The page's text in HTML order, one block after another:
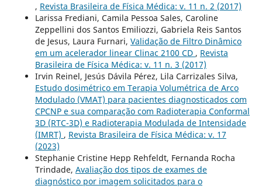
, Revista Brasileira de Física Médica: v. 11 n. 2 (2017)
Larissa Frediani, Camila Pessoa Sales, Caroline
Zeppellini dos Santos Emiliozzi, Gabriela Reis Santos
de Jesus, Laura Furnari, Validação de Filtro Dinâmico
em um acelerador linear Clinac 2100 CD , Revista
Brasileira de Física Médica: v. 11 n. 3 (2017)
Irvin Reinel, Jesús Dávila Pérez, Lila Carrizales Silva,
Estudo dosimétrico em Terapia Volumétrica de Arco
Modulado (VMAT) para pacientes diagnosticados com
CPCNP e sua comparação com Radioterapia Conformal
3D (RTC-3D) e Radioterapia Modulada de Intensidade
(IMRT) , Revista Brasileira de Física Médica: v. 17
(2023)
Stephanie Cristine Hepp Rehfeldt, Fernanda Rocha
Trindade, Avaliação dos tipos de exames de
diagnóstico por imagem solicitados para o